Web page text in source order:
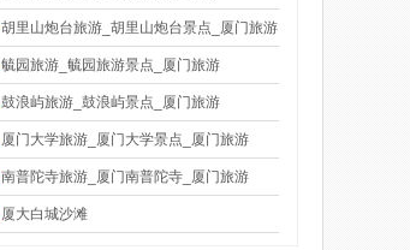
胡里山炮台旅游_胡里山炮台景点_厦门旅游
毓园旅游_毓园旅游景点_厦门旅游
鼓浪屿旅游_鼓浪屿景点_厦门旅游
厦门大学旅游_厦门大学景点_厦门旅游
南普陀寺旅游_厦门南普陀寺_厦门旅游
厦大白城沙滩